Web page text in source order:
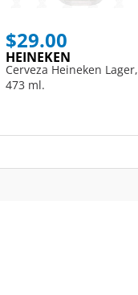
$29.00
HEINEKEN
Cerveza Heineken Lager,
473 ml.